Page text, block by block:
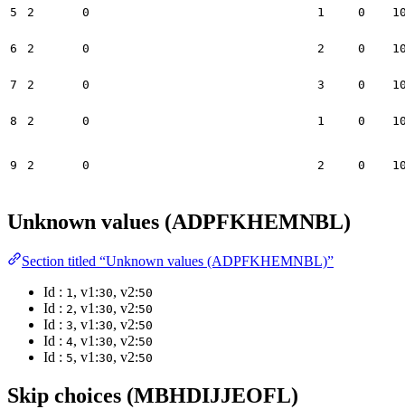
5 2 0 1 0
6 2 0 2 0
7 2 0 3 0
8 2 0 1 0
9 2 0 2 0
Unknown values (ADPFKHEMNBL)
Section titled “Unknown values (ADPFKHEMNBL)”
Id : 1, v1:30, v2:50
Id : 2, v1:30, v2:50
Id : 3, v1:30, v2:50
Id : 4, v1:30, v2:50
Id : 5, v1:30, v2:50
Skip choices (MBHDIJJEOFL)